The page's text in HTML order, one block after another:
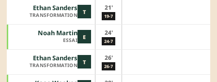
T
Ethan Sanders
TRANSFORMATION
21'
19-7
E
Noah Martin
ESSAI
24'
24-7
T
Ethan Sanders
TRANSFORMATION
26'
26-7